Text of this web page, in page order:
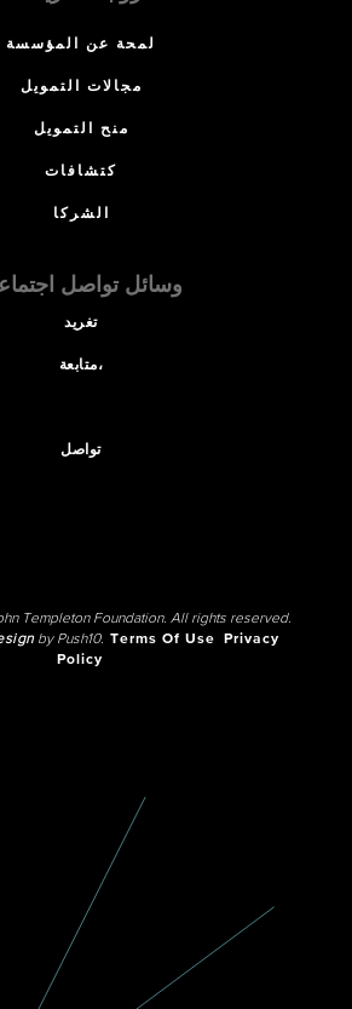
لمحة عن المؤسسة
مجالات التمويل
منح التمويل
كتشافات
الشركا
وسائل تواصل
تغريد
متابعة،
تواصل
Templeton Foundation. All rights reserved.
by Push10. Terms Of Use
Privacy
Policy